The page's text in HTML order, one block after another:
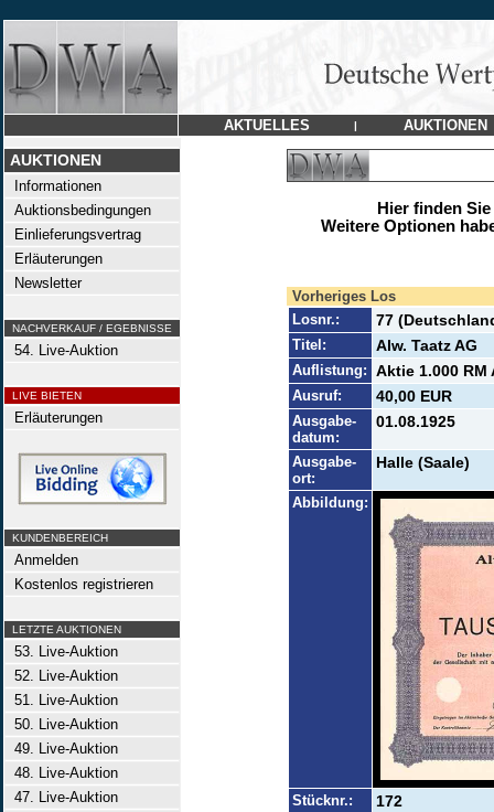
AKTUELLES | AUKTIONEN
AUKTIONEN
Informationen
Auktionsbedingungen
Einlieferungsvertrag
Erläuterungen
Newsletter
NACHVERKAUF / EGEBNISSE
54. Live-Auktion
LIVE BIETEN
Erläuterungen
KUNDENBEREICH
Anmelden
Kostenlos registrieren
LETZTE AUKTIONEN
53. Live-Auktion
52. Live-Auktion
51. Live-Auktion
50. Live-Auktion
49. Live-Auktion
48. Live-Auktion
47. Live-Auktion
Hier finden
Weitere Optionen
Vorheriges Los
Losnr.:
77
Titel: Alw. Taatz AG
Auflistung: Aktie 1.000 RM
Ausruf: 40,00 EUR
Ausgabe-
datum:
01.08.1925
Ausgabe-
ort:
Halle (Saale)
Abbildung:
Stücknr.: 172